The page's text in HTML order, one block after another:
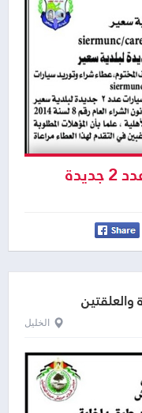
شراء وتوريد سيارات عدد 2 جديدة
الخليل